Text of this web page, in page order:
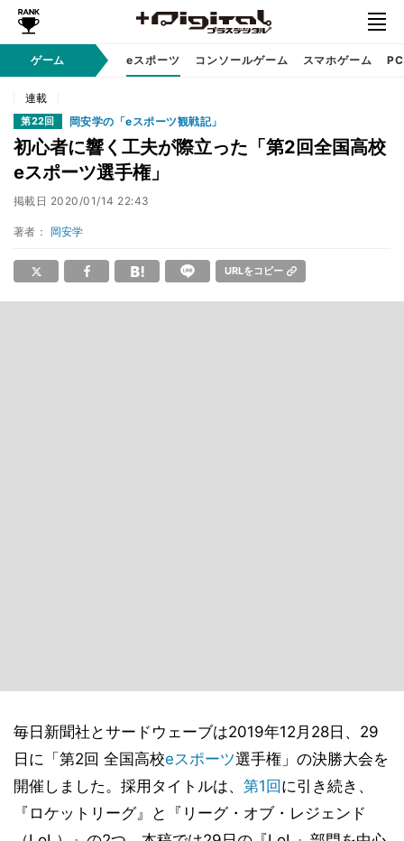
ゲーム eスポーツ コンソールゲーム スマホゲーム
連載
第22回 岡安学の「eスポーツ観戦記」
初心者に響く工夫が際立った「第2回全国高校
eスポーツ選手権」
掲載日 2020/01/14 22:43
著者： 岡安学
URLをコピー
毎日新聞社とサードウェーブは2019年12月28日、29
日に「第2回 全国高校eスポーツ選手権」の決勝大会を
開催しました。採用タイトルは、 第1回 に引き続き、
『ロケットリーグ』と『リーグ・オブ・レジェンド